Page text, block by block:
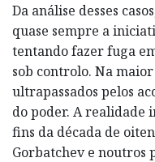
Da análise desses
quase sempre a
tentando fazer fuga
sob controlo. Na
ultrapassados pelos
do poder. A realidade
fins da década de
Gorbatchev e noutros